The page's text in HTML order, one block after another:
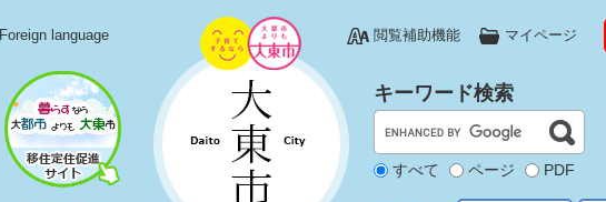
Foreign language 閲覧補助機能 マイページ
キーワード検索
すべて ページ PDF